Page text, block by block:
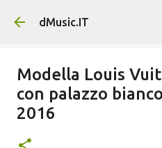
Passa ai
dMusic.IT
Modella Louis
con palazzo
2016